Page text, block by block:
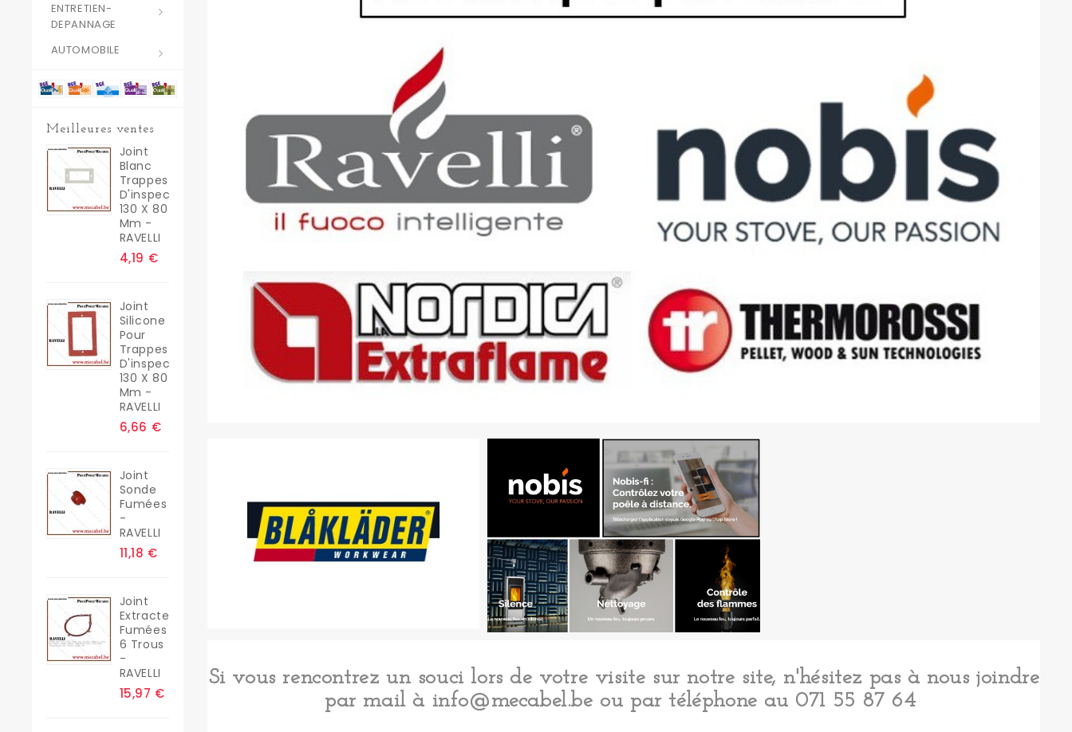
ENTRETIEN-
DEPANNAGE
AUTOMOBILE
Meilleures ventes
Joint
Blanc
Trappes
D'inspection
130 X 80
Mm -
RAVELLI
4,19 €
Joint
Silicone
Pour
Trappes
D'inspection
130 X 80
Mm -
RAVELLI
6,66 €
Joint
Sonde
Fumées
-
RAVELLI
11,18 €
Joint
Extracteur
Fumées
6 Trous
-
RAVELLI
15,97 €
Si vous rencontrez un souci lors de votre visite sur notre site, n'hésitez pas à nous joindre
par mail à info@mecabel.be ou par téléphone au 071 55 87 64